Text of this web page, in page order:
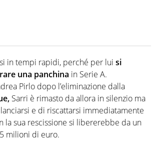
in tempi rapidi, perché per lui si
una panchina in Serie A.
Pirlo dopo l’eliminazione dalla
Sarri è rimasto da allora in silenzio ma
e di riscattarsi immediatamente
la sua rescissione si libererebbe da un
milioni di euro.